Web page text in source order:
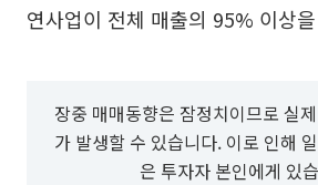
연사업이 전체 매출의 95% 이상
장중 매매동향은 잠정치이므로 실
가 발생할 수 있습니다. 이로 인해
은 투자자 본인에게 있